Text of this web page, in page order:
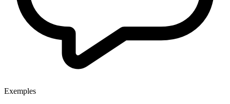
Exemples